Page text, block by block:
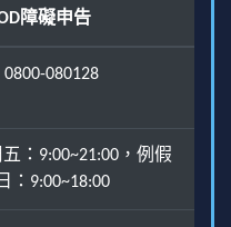
障礙申告
0800-080128
：9:00~21:00，例假
日：9:00~18:00